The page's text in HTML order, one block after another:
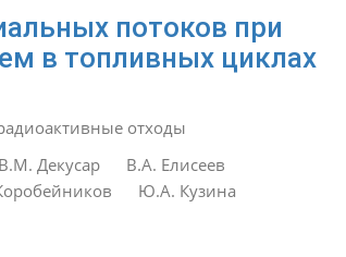
потоков при
в топливных циклах
отходы
В.М. Декусар
В.А. Елисеев
Ю.А. Кузина